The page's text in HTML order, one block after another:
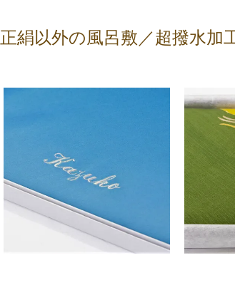
正絹以外の風呂敷／超撥水加